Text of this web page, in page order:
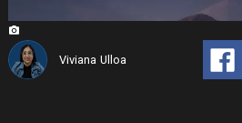
Viviana Ulloa